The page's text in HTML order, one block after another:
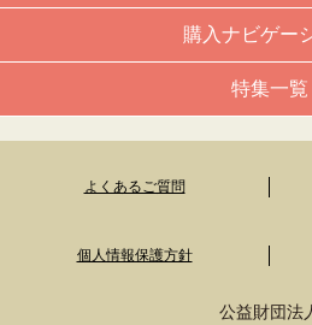
購入ナビゲー
特集一覧
よくあるご質問
個人情報保護方針
公益財団法